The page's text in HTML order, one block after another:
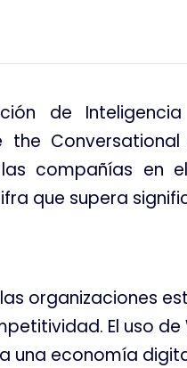
de
Conversational
compañías en
que supera
organizaciones
. El uso
una economía